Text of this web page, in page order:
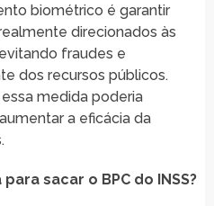
biométrico é garantir
direcionados às
fraudes e
dos recursos públicos.
medida poderia
a eficácia da
sacar o BPC do INSS?